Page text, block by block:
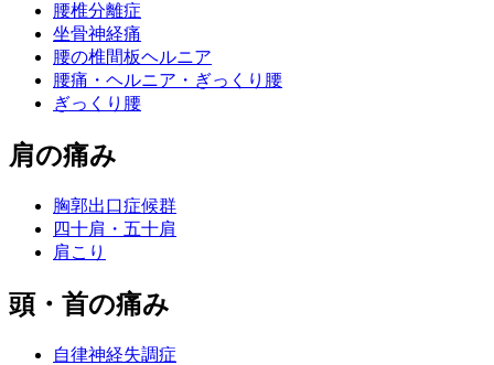
腰椎分離症
坐骨神経痛
腰の椎間板ヘルニア
腰痛・ヘルニア・ぎっくり腰
ぎっくり腰
肩の痛み
胸郭出口症候群
四十肩・五十肩
肩こり
頭・首の痛み
自律神経失調症